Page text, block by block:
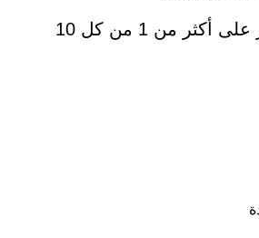
(قد تؤثر على أكثر من 1 من كل 10